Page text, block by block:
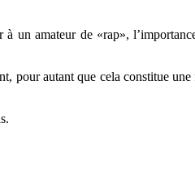
un amateur de «rap»,
pour autant que cela constitue